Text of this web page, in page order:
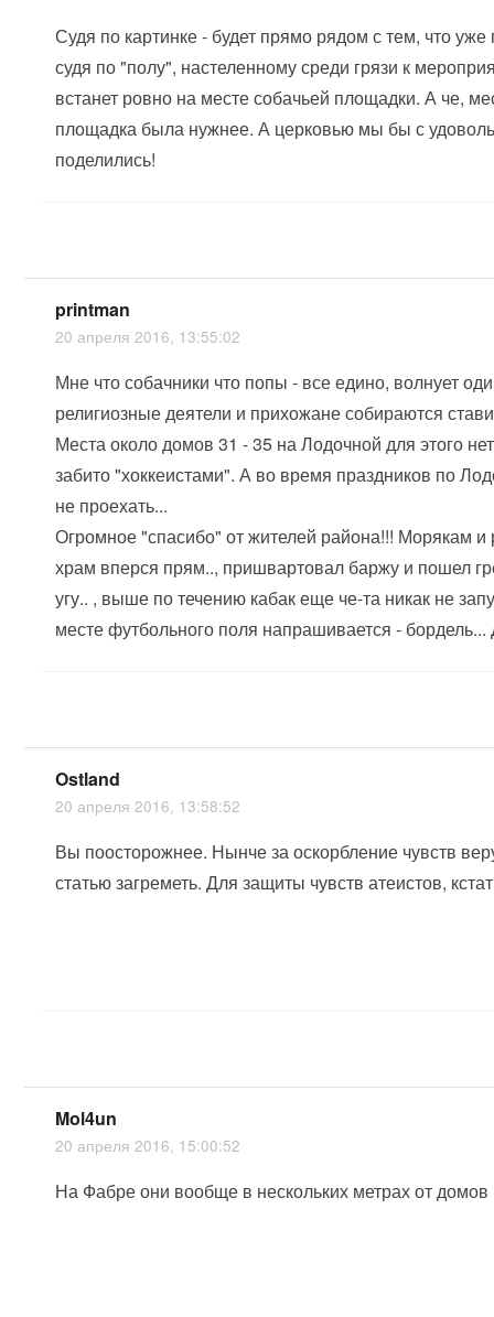
Судя по картинке - будет прямо рядом с тем, что
судя по "полу", настеленному среди грязи к
встанет ровно на месте собачьей площадки. А че,
площадка была нужнее. А церковью мы бы с
поделились!
printman
20 апреля 2016, 13:55:02
Мне что собачники что попы - все едино, волнует
религиозные деятели и прихожане собираются
Места около домов 31 - 35 на Лодочной для этого
забито "хоккеистами". А во время праздников по
не проехать...
Огромное "спасибо" от жителей района!!! Морякам и
храм вперся прям.., пришвартовал баржу и пошел
угу.. , выше по течению кабак еще че-та никак не
месте футбольного поля напрашивается -
Ostland
20 апреля 2016, 13:58:52
Вы поосторожнее. Нынче за оскорбление чувств
статью загреметь. Для защиты чувств атеистов,
Mol4un
20 апреля 2016, 15:00:52
На Фабре они вообще в нескольких метрах от домов